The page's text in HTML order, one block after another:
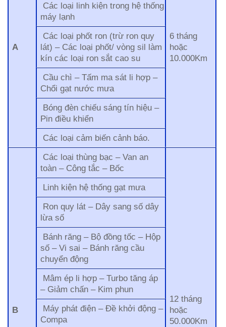
A
6 tháng
hoặc
10.000Km
Các loại linh kiện trong hệ thống
máy lạnh
Các loại phốt ron (trừ ron quy
lát) – Các loại phốt/ vòng sil làm
kín các loại ron sắt cao su
Cầu chì – Tấm ma sát li hợp –
Chổi gạt nước mưa
Bóng đèn chiếu sáng tín hiệu –
Pin điều khiển
Các loại cảm biến cảnh báo.
B
Các loại thùng bạc – Van an
toàn – Công tắc – Bốc
12 tháng
hoặc
50.000Km
Linh kiện hệ thống gạt mưa
Ron quy lát – Dây sang số dây
lừa số
Bánh răng – Bộ đồng tốc – Hộp
số – Vi sai – Bánh răng cầu
chuyển động
Mâm ép li hợp – Turbo tăng áp
– Giảm chấn – Kim phun
Máy phát điện – Đề khởi động –
Compa